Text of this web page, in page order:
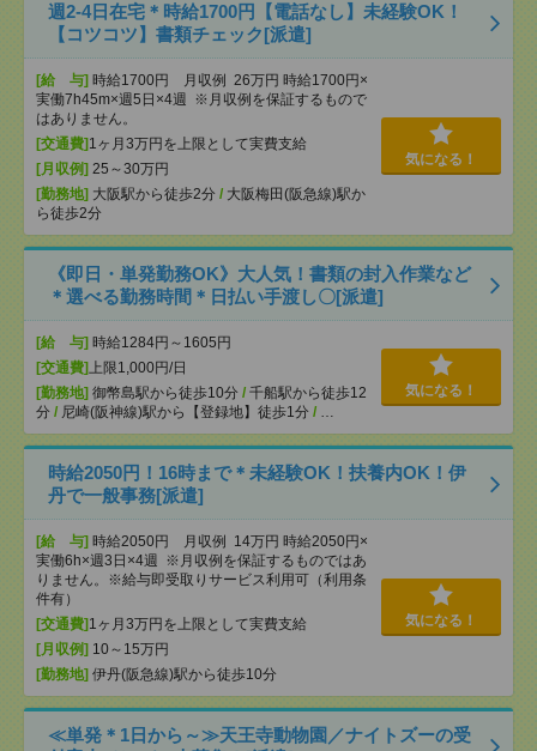
週2-4日在宅＊時給1700円【電話なし】未経験OK！
【コツコツ】書類チェック[派遣]
[給 与] 時給1700円 月収例 26万円 時給1700円×
実働7h45m×週5日×4週 ※月収例を保証するもので
はありません。
[交通費] 1ヶ月3万円を上限として実費支給
[月収例] 25～30万円
[勤務地] 大阪駅から徒歩2分 / 大阪梅田(阪急線)駅か
ら徒歩2分
気になる！
《即日・単発勤務OK》大人気！書類の封入作業など
＊選べる勤務時間＊日払い手渡し〇[派遣]
[給 与] 時給1284円～1605円
[交通費] 上限1,000円/日
[勤務地] 御幣島駅から徒歩10分 / 千船駅から徒歩12
分 / 尼崎(阪神線)駅から【登録地】徒歩1分 / …
気になる！
時給2050円！16時まで＊未経験OK！扶養内OK！伊
丹で一般事務[派遣]
[給 与] 時給2050円 月収例 14万円 時給2050円×
実働6h×週3日×4週 ※月収例を保証するものではあ
りません。※給与即受取りサービス利用可（利用条
件有）
[交通費] 1ヶ月3万円を上限として実費支給
[月収例] 10～15万円
[勤務地] 伊丹(阪急線)駅から徒歩10分
気になる！
≪単発＊1日から～≫天王寺動物園／ナイトズーの受